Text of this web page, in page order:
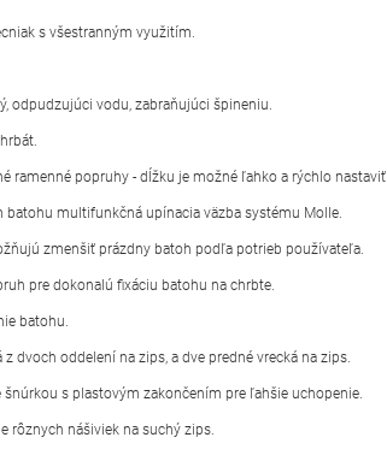
s všestranným využitím.
odpudzujúci vodu, zabraňujúci špineniu.
ramenné popruhy - dĺžku je možné ľahko a rýchlo nastaviť.
batohu multifunkčná upínacia väzba systému Molle.
zmenšiť prázdny batoh podľa potrieb používateľa.
pre dokonalú fixáciu batohu na chrbte.
batohu.
dvoch oddelení na zips, a dve predné vrecká na zips.
šnúrkou s plastovým zakončením pre ľahšie uchopenie.
rôznych nášiviek na suchý zips.